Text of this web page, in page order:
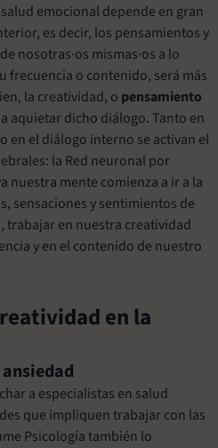
emocional depende en gran
es decir, los pensamientos y
nosotras·os mismas·os a lo
frecuencia o contenido, será más
la creatividad, o pensamiento
aquietar dicho diálogo. Tanto en
en el diálogo interno se activan el
la Red neuronal por
nuestra mente comienza a ir a la
sensaciones y sentimientos de
en nuestra creatividad
y en el contenido de nuestro
en la
a especialistas en salud
que impliquen trabajar con las
Psicología también lo